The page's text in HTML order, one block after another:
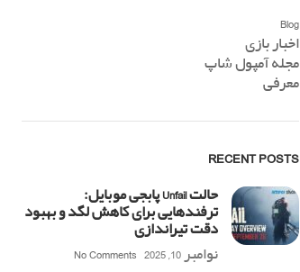
Blog
اخبار بازی
مجله آمپول شاپ
معرفی
RECENT POSTS
حالت Unfail پابجی موبایل:
ترفندهایی برای کاهش لگد و بهبود
دقت تیراندازی
نوامبر 10, 2025
No Comments